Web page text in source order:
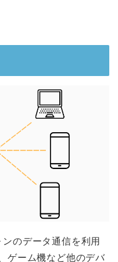
のデータ通信を利用
ゲーム機など他のデバ